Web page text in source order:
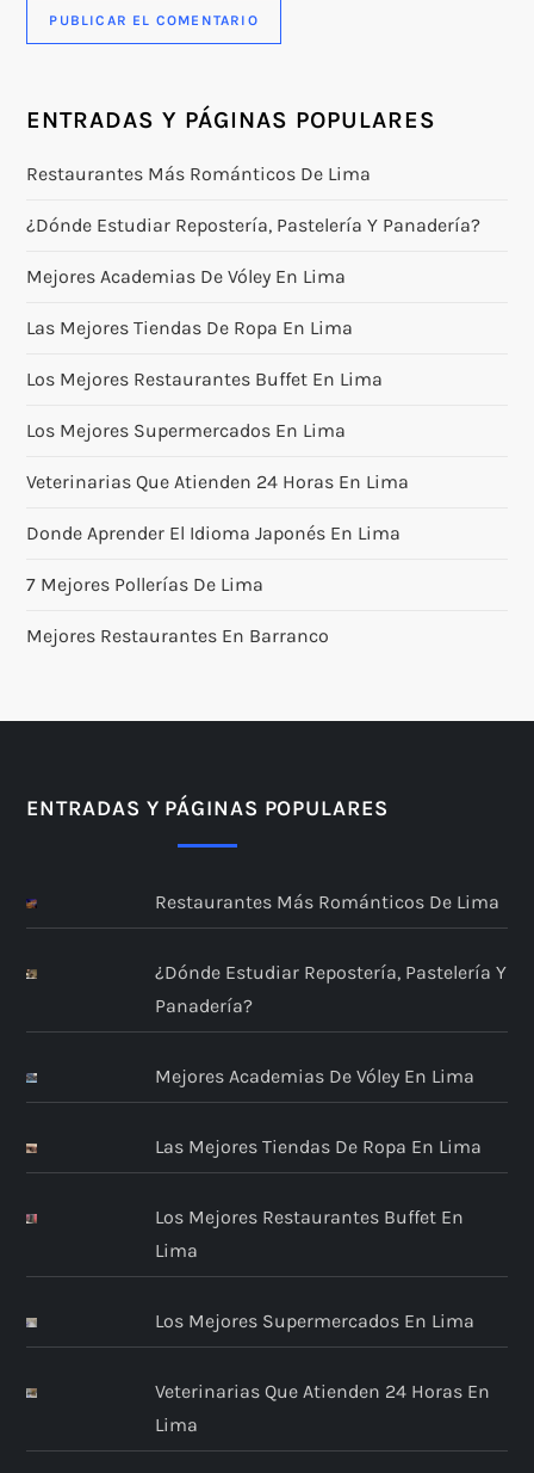
ENTRADAS Y PÁGINAS POPULARES
Restaurantes Más Románticos De Lima
¿Dónde Estudiar Repostería, Pastelería Y Panadería?
Mejores Academias De Vóley En Lima
Las Mejores Tiendas De Ropa En Lima
Los Mejores Restaurantes Buffet En Lima
Los Mejores Supermercados En Lima
Veterinarias Que Atienden 24 Horas En Lima
Donde Aprender El Idioma Japonés En Lima
7 Mejores Pollerías De Lima
Mejores Restaurantes En Barranco
ENTRADAS Y PÁGINAS POPULARES
Restaurantes Más Románticos De Lima
¿Dónde Estudiar Repostería, Pastelería Y
Panadería?
Mejores Academias De Vóley En Lima
Las Mejores Tiendas De Ropa En Lima
Los Mejores Restaurantes Buffet En
Lima
Los Mejores Supermercados En Lima
Veterinarias Que Atienden 24 Horas En
Lima